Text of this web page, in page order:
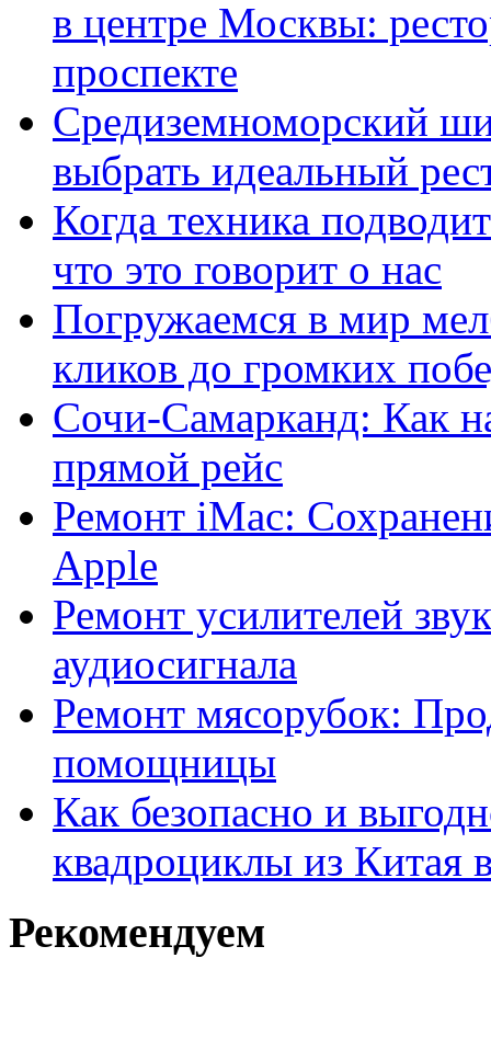
в центре Москвы:
проспекте
Средиземноморский
выбрать идеальный
Когда техника
что это говорит о нас
Погружаемся в мир
кликов до громких
Сочи-Самарканд: Как
прямой рейс
Ремонт iMac:
Apple
Ремонт усилителей
аудиосигнала
Ремонт мясорубок:
помощницы
Как безопасно и
квадроциклы из Китая
Рекомендуем